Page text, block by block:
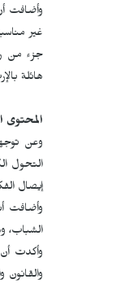
وأضافت
غير
جزء من
هائلة
المحتوى
وعن
التحول
إيصال
وأضافت
الشباب،
وأكدت أن